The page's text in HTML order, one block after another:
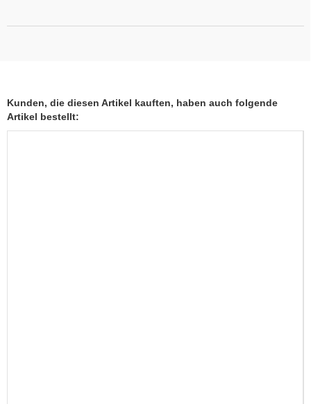
Kunden, die diesen Artikel kauften, haben auch folgende
Artikel bestellt: